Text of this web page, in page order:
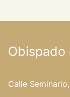
Obispado
Calle